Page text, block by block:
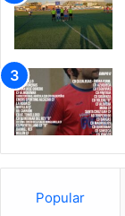
Popular